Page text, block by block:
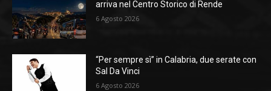
arriva nel Centro Storico di Rende
6 Agosto 2026
“Per sempre sì” in Calabria, due serate con
Sal Da Vinci
6 Agosto 2026